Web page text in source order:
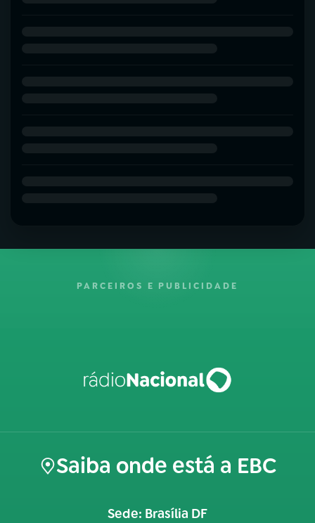
PARCEIROS E PUBLICIDADE
Saiba onde está a EBC
Sede: Brasília DF